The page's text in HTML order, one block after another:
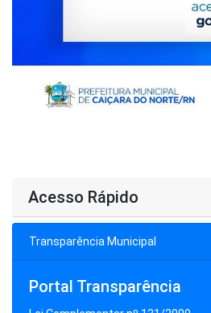
Acesso Rápido
Transparência Municipal
Portal Transparência